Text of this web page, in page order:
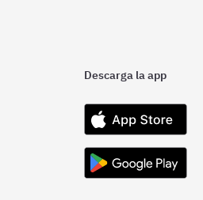
Descarga la app